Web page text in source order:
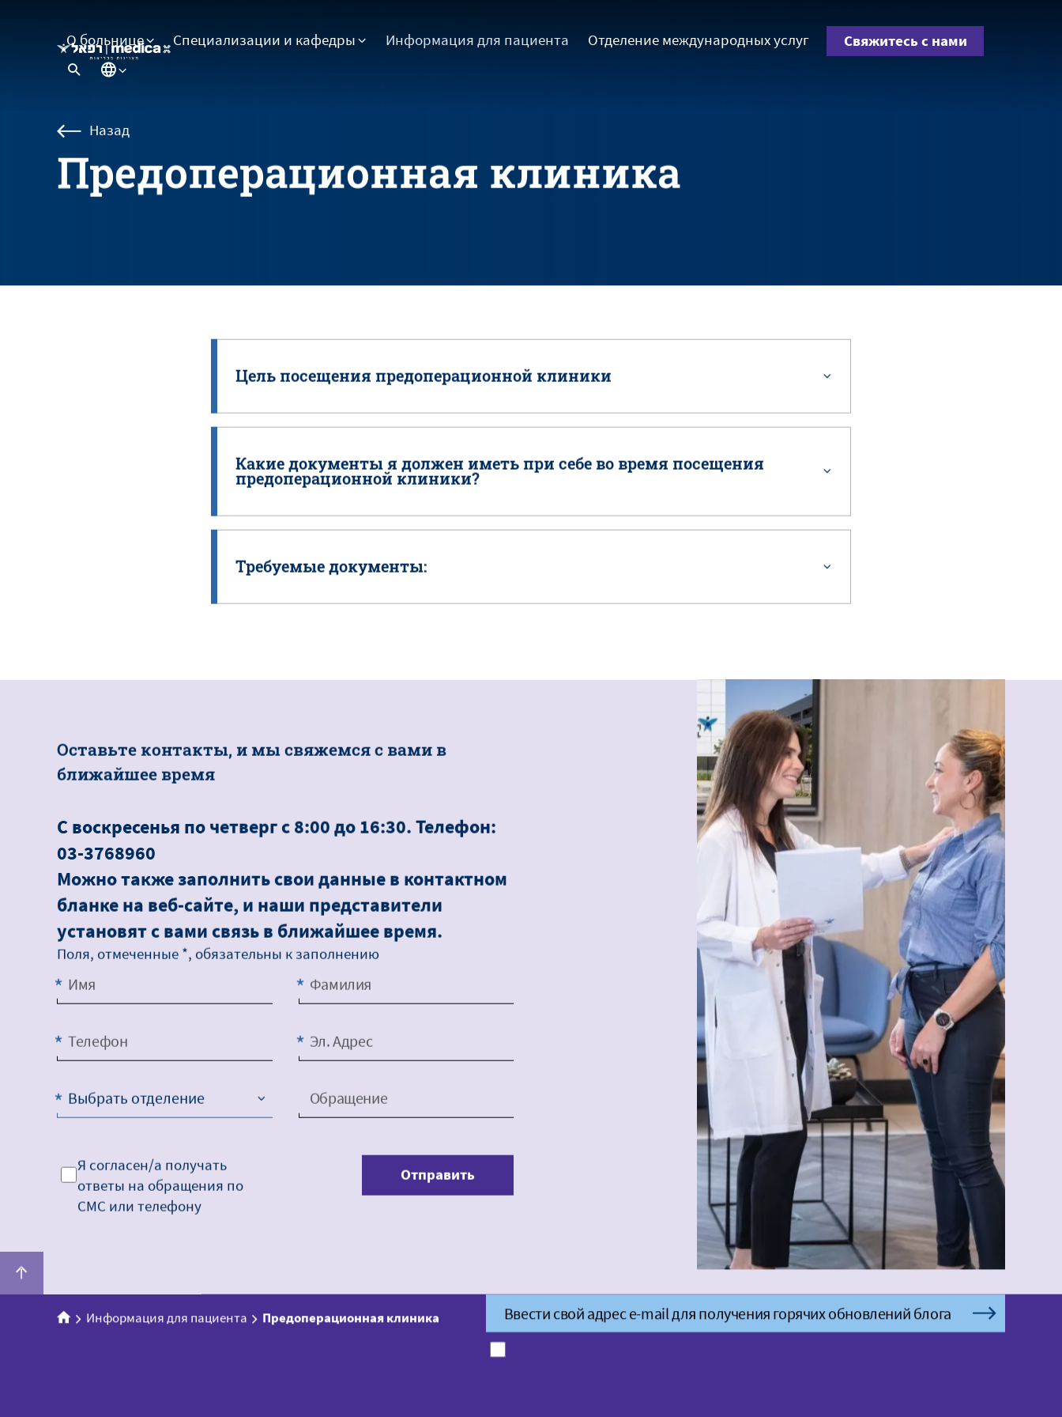
О больнице Cпециализации и кафедры Информация для пациента Отделение международных услуг Свяжитесь с нами
Назад
Предоперационная клиника
Цель посещения предоперационной клиники
Какие документы я должен иметь при себе во время посещения
предоперационной клиники?
Требуемые документы:
Оставьте контакты, и мысвяжемсяс вами в
ближайшее время
C воскресенья по четверг с 8:00 до 16:30. Телефон:
03-3768960
Можно также заполнить свои данные в контактном
бланке на веб-сайте, и наши представители
установят с вами связь в ближайшее время.
Поля, отмеченные ‏*‎, обязательны к заполнению
Имя Фамилия
Телефон Эл. Адрес
Выбрать отделение Обращение
Я согласен/а получать
ответы на обращения по
СМС или телефону
Отправить
Информация для пациента Предоперационная клиника